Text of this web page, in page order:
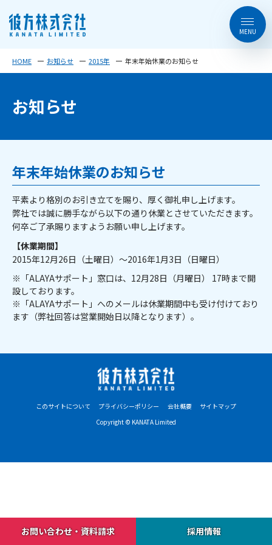
HOME お知らせ 2015年 年末年始休業のお知らせ
お知らせ
年末年始休業のお知らせ
平素より格別のお引き立てを賜り、厚く御礼申し上げます。
弊社では誠に勝手ながら以下の通り休業とさせていただきます。
何卒ご了承賜りますようお願い申し上げます。
【休業期間】
2015年12月26日（土曜日）～2016年1月3日（日曜日）
※「ALAYAサポート」窓口は、12月28日（月曜日） 17時まで開
設しております。
※「ALAYAサポート」へのメールは休業期間中も受け付けており
ます（弊社回答は営業開始日以降となります）。
このサイトについて プライバシーポリシー 会社概要
サイトマップ
Copyright © KANATA Limited
お問い合わせ・資料請求 採用情報